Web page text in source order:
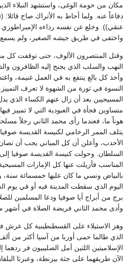
مكان من حومة الوغى، واستشهد النبلاء
دفاعاً عنه. ولما أحاط به الأتراك صاح
عنقي)). وخلع عن نفسه رداءه
واختفى في طريق جيشه الصغير، ولم
وقتل المنتصرون الألوف، حتى توقفت كل
النهب والسلب الذي يجنح إليه الظافرون
وأخذ كل بالغ ينتفع به في العمل غنيمة،
النسوة في ثورة من الشهوة لا تعرف
المسيحيين بعد أن زال عنهم الكساء الذي
متساوين فجأة في العبودية التي لا تمييز
هوناً ما، فعندما رأى محمد الثاني رجلاً
يتلف الممر الرخامي لكنيسة القديسة
الأحدب، وأعلن أن كل المباني يجب أن
السلطان. وحولت كنيسة القديسة صوفيا
المناسب فأزيلت عنها كل الإمارات
بالبياض ونسي ما كان عليها خمسمائة
اليوم الذي سقطت المدينة فيه أو في يوم
برج من أبراج أيا صوفيا ودعا المسلمين
وأدى محمد الثاني فريضة الصلاة في أشهر
وهز الاستيلاء على القسطنطينية كل
الذي طالما حمى أوربا من آسيا أكثر من
الإسلاميتين اللتين أمل الصليبيون فر
الآن طريقهما على جثة بيزنطة، وعبرتا